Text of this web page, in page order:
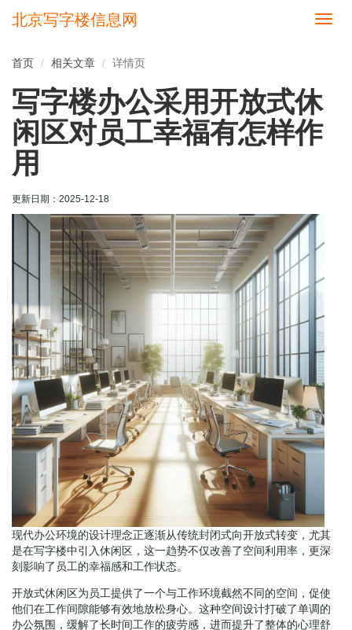
切
北京写字楼信息网
首页 相关文章 详情页
写字楼办公采用开放式休
闲区对员工幸福有怎样作
用
更新日期： 2025-12-18
现代办公环境的设计理念正逐渐从传统封闭式向开放式转变，尤其
是在写字楼中引入休闲区，这一趋势不仅改善了空间利用率，更深
刻影响了员工的幸福感和工作状态。
开放式休闲区为员工提供了一个与工作环境截然不同的空间，促使
他们在工作间隙能够有效地放松身心。这种空间设计打破了单调的
办公氛围，缓解了长时间工作的疲劳感，进而提升了整体的心理舒